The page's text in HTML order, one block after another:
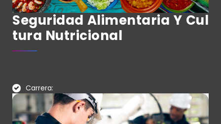
Seguridad Alimentaria Y Cul
Tura Nutricional
Carrera: